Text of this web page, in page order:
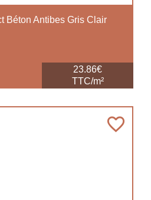
Béton Antibes Gris Clair
23.86€
TTC/m²
favorite_border